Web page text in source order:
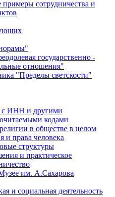
примеры сотрудничества и
государственно -
отношения"
"Пределы светскости"
с ИНН и другими
кодами
в обществе в целом
и права человека
структуры
и практическое
им. А.Сахарова
и социальная деятельность